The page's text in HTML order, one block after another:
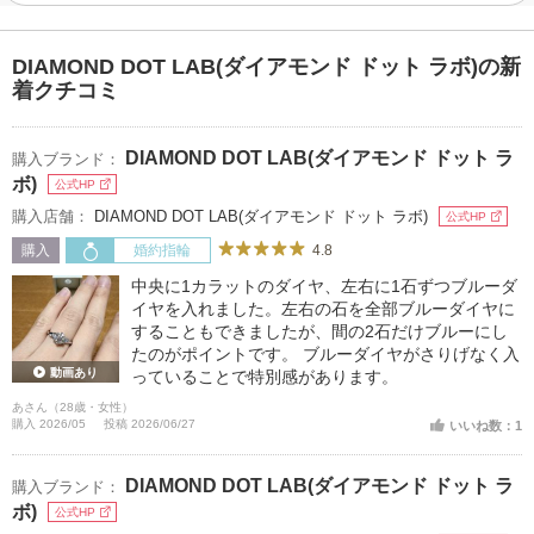
DIAMOND DOT LAB(ダイアモンド ドット ラボ)の新
着クチコミ
購入ブランド：
DIAMOND DOT LAB(ダイアモンド ドット ラ
ボ)
公式HP
購入店舗： DIAMOND DOT LAB(ダイアモンド ドット ラボ) 公式HP
購入 婚約指輪 4.8
動画あり
中央に1カラットのダイヤ、左右に1石ずつブルーダ
イヤを入れました。左右の石を全部ブルーダイヤに
することもできましたが、間の2石だけブルーにし
たのがポイントです。 ブルーダイヤがさりげなく入
っていることで特別感があります。
あさん（28歳・女性）
購入 2026/05
投稿 2026/06/27 いいね数：1
購入ブランド：
DIAMOND DOT LAB(ダイアモンド ドット ラ
ボ)
公式HP